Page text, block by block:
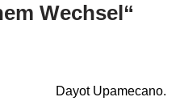
Wechsel“